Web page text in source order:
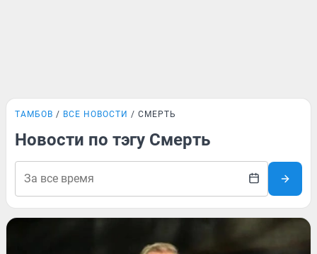
ТАМБОВ ВСЕ НОВОСТИ СМЕРТЬ
Новости по тэгу Смерть